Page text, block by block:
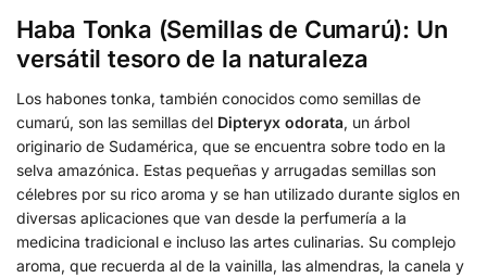
Haba Tonka (Semillas de Cumarú): Un
versátil tesoro de la naturaleza
Los habones tonka, también conocidos como semillas de
cumarú, son las semillas del Dipteryx odorata, un árbol
originario de Sudamérica, que se encuentra sobre todo en la
selva amazónica. Estas pequeñas y arrugadas semillas son
célebres por su rico aroma y se han utilizado durante siglos en
diversas aplicaciones que van desde la perfumería a la
medicina tradicional e incluso las artes culinarias. Su complejo
aroma, que recuerda al de la vainilla, las almendras, la canela y